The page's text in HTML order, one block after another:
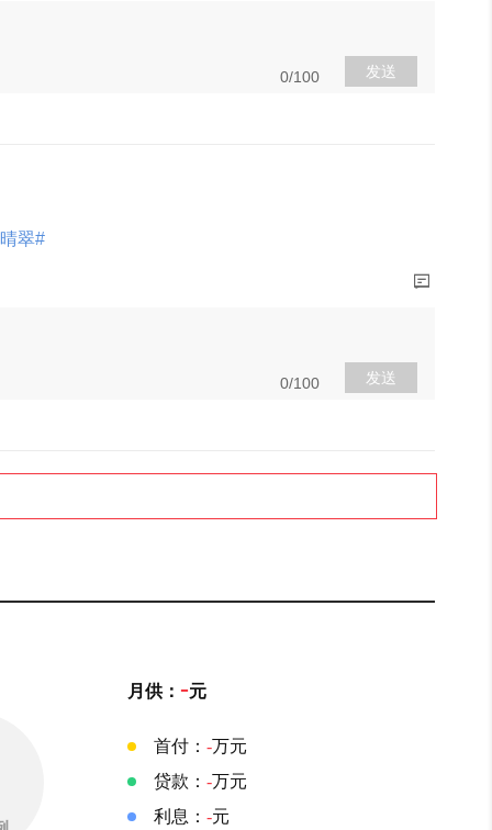
0/100 发送
翠#
0/100 发送
月供： -元
首付： -万元
贷款： -万元
利息： -元